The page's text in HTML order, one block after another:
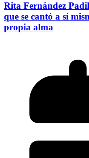
Rita Fernández
que se cantó a sí
propia alma